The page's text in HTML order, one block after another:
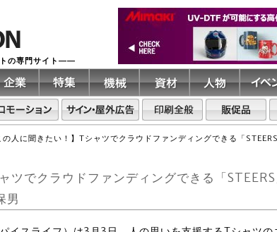
の専門サイト――
の人に聞きたい！】Tシャツでクラウドファンディングできる「
ツでクラウドファンディングできる「
男